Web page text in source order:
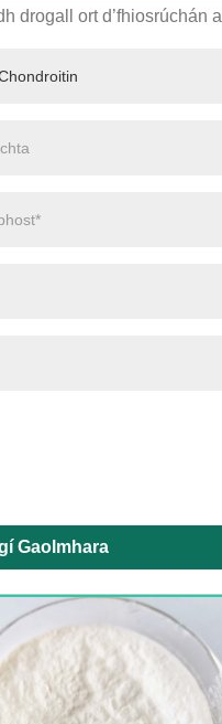
drogall ort d’fhiosrúchán
Gaolmhara